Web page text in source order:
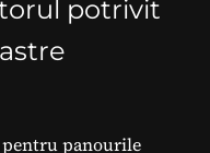
potrivit
panourile